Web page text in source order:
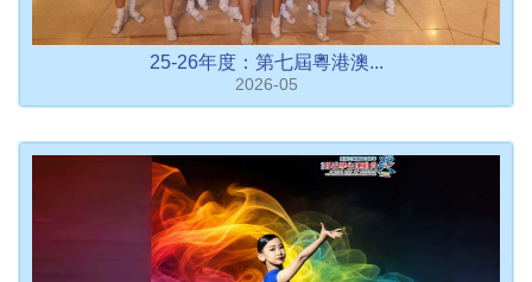
25-26年度：第七屆粵港澳...
2026-05